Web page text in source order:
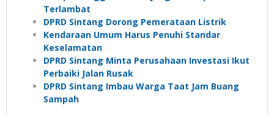
Terlambat
DPRD Sintang Dorong Pemerataan Listrik
Kendaraan Umum Harus Penuhi Standar
Keselamatan
DPRD Sintang Minta Perusahaan Investasi Ikut
Perbaiki Jalan Rusak
DPRD Sintang Imbau Warga Taat Jam Buang
Sampah